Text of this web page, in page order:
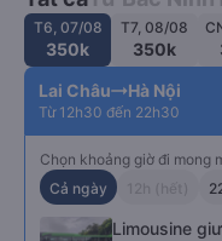
T6, 07/08
350k
T7, 08/08
350k
Lai Châu
Hà Nội
Từ 12h30 đến 22h30
Chọn khoảng giờ đi mong
Cả ngày
Limousine